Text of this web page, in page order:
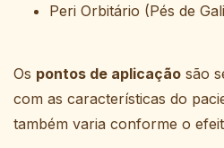
Peri Orbitário (Pés de
Os pontos de aplicação são
com as características do
também varia conforme o